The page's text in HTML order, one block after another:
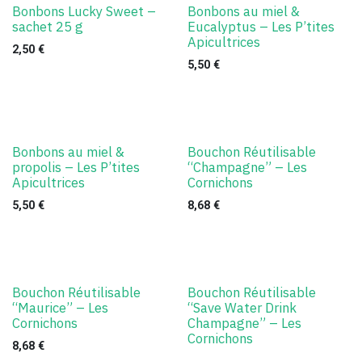
Bonbons Lucky Sweet –
sachet 25 g
2,50 €
Bonbons au miel &
Eucalyptus – Les P’tites
Apicultrices
5,50€
Bonbons au miel &
propolis – Les P’tites
Apicultrices
5,50 €
Bouchon Réutilisable
“Champagne” – Les
Cornichons
8,68€
Bouchon Réutilisable
“Maurice” – Les
Cornichons
8,68 €
Bouchon Réutilisable
“Save Water Drink
Champagne” – Les
Cornichons